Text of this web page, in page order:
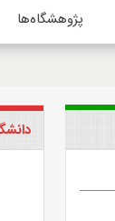
پژوهشگاه‌ها